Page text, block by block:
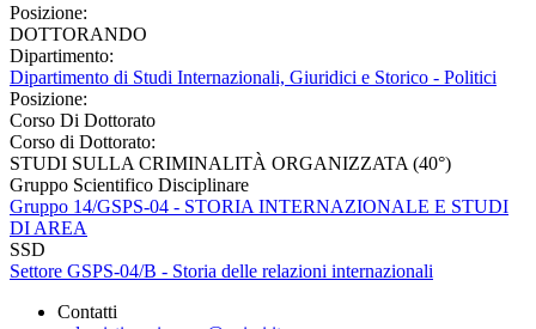
Posizione:
DOTTORANDO
Dipartimento:
Dipartimento di Studi Internazionali, Giuridici e Storico - Politici
Posizione:
Corso Di Dottorato
Corso di Dottorato:
STUDI SULLA CRIMINALITÀ ORGANIZZATA (40°)
Gruppo Scientifico Disciplinare
Gruppo 14/GSPS-04 - STORIA INTERNAZIONALE E STUDI
DI AREA
SSD
Settore GSPS-04/B - Storia delle relazioni internazionali
Contatti